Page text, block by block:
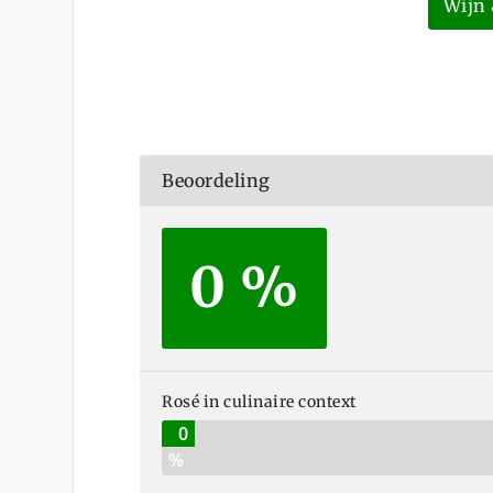
Wijn
Beoordeling
0 %
Rosé in culinaire context
0
%